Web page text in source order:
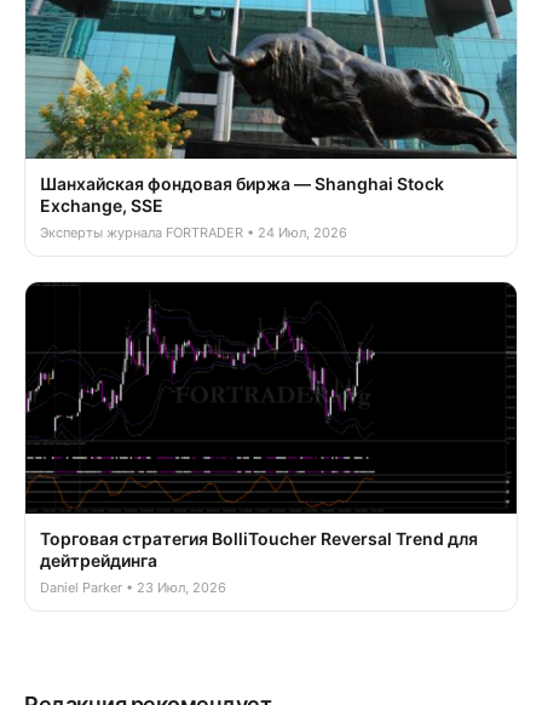
Шанхайская фондовая биржа — Shanghai Stock
Exchange, SSE
Эксперты журнала FORTRADER • 24 Июл, 2026
Торговая стратегия BolliToucher Reversal Trend для
дейтрейдинга
Daniel Parker • 23 Июл, 2026